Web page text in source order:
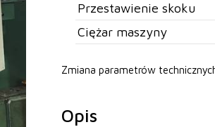
Przestawienie skoku
Ciężar maszyny
Zmiana parametrów
Opis